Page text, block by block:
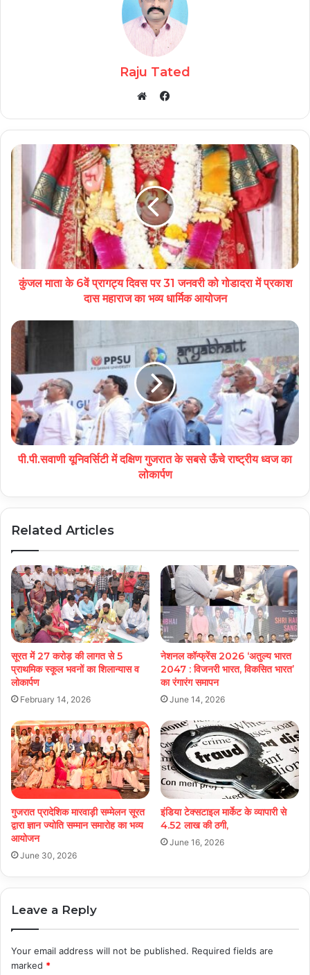
Raju Tated
Facebook
कुंजल माता के 6वें प्रागट्य दिवस पर 31 जनवरी को गोडादरा में प्रकाश
दास महाराज का भव्य धार्मिक आयोजन
पी.पी.सवाणी यूनिवर्सिटी में दक्षिण गुजरात के सबसे ऊँचे राष्ट्रीय ध्वज का
लोकार्पण
Related Articles
सूरत में 27 करोड़ की लागत से 5
प्राथमिक स्कूल भवनों का शिलान्यास व
लोकार्पण
February 14, 2026
नेशनल कॉन्फ्रेंस 2026 ‘अतुल्य भारत
2047 : विजनरी भारत, विकसित भारत’
का रंगारंग समापन
June 14, 2026
गुजरात प्रादेशिक मारवाड़ी सम्मेलन सूरत
द्वारा ज्ञान ज्योति सम्मान समारोह का भव्य
आयोजन
June 30, 2026
इंडिया टेक्सटाइल मार्केट के व्यापारी से
4.52 लाख की ठगी,
June 16, 2026
Leave a Reply
Your email address will not be published. Required fields are
marked *